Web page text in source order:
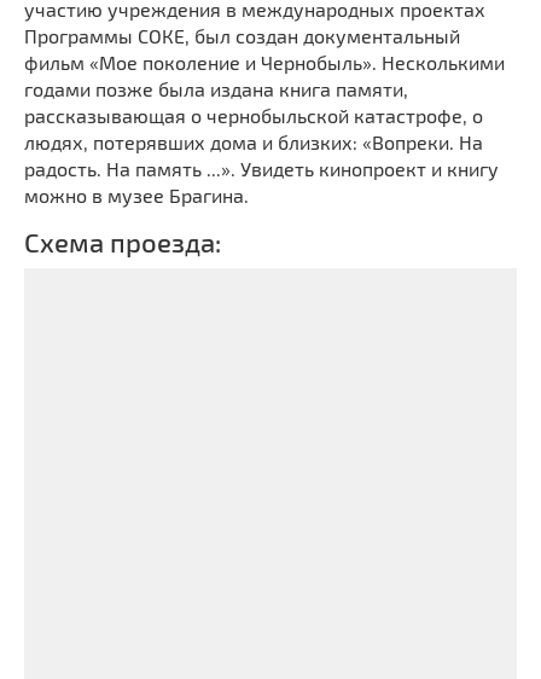
участию учреждения в международных проектах
Программы СОКЕ, был создан документальный
фильм «Мое поколение и Чернобыль». Несколькими
годами позже была издана книга памяти,
рассказывающая о чернобыльской катастрофе, о
людях, потерявших дома и близких: «Вопреки. На
радость. На память ...». Увидеть кинопроект и книгу
можно в музее Брагина.
Схема проезда: